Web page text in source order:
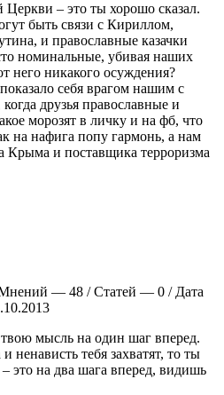
Церкви – это ты хорошо сказал.
быть связи с Кириллом,
и православные казачки
номинальные, убивая наших
него никакого осуждения?
себя врагом нашим с
друзья православные и
морозят в личку и на фб, что
на нафига попу гармонь, а нам
Крыма и поставщика терроризма
Мнений — 48 / Статей — 0 / Дата
мысль на один шаг вперед.
ненависть тебя захватят, то ты
это на два шага вперед, видишь